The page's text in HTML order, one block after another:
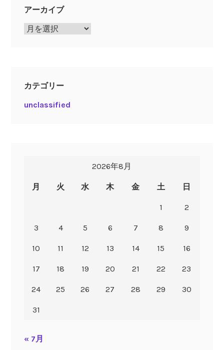
アーカイブ
ア
カテゴリー
unclassified
2026年8月
月 火 水 木 金 土 日
1 2
3 4 5 6 7 8 9
10 11 12 13 14 15 16
17 18 19 20 21 22 23
24 25 26 27 28 29 30
31
« 7月